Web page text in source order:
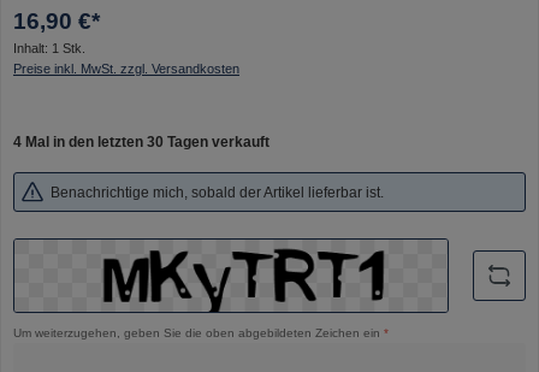
16,90 €*
Inhalt: 1 Stk.
Preise inkl. MwSt. zzgl. Versandkosten
4 Mal in den letzten 30 Tagen verkauft
Benachrichtige mich, sobald der Artikel lieferbar ist.
Um weiterzugehen, geben Sie die oben abgebildeten Zeichen ein *